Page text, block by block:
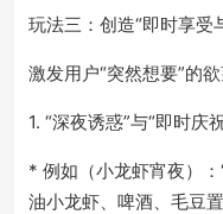
玩法三：创造“即时享受
激发用户“突然想要”的
1. “深夜诱惑”与“即时庆
* 例如（小龙虾宵夜）：
油小龙虾、啤酒、毛豆